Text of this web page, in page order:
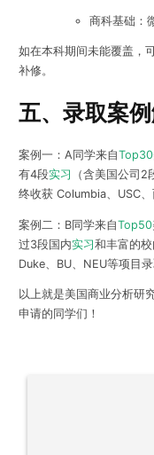
商科基础：
如在本科期间未能覆盖，
补修。
五、录取案
案例一：A同学来自Top30
有4段实习 （含美国公司2
终收获 Columbia、USC、
案例二：B同学来自Top50
过3段国内实习和丰富的
Duke、BU、NEU等项目录
以上就是美国商业分析研
申请的同学们！